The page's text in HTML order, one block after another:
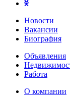
Новости
Вакансии
Биография
Объявления
Работа
О компании